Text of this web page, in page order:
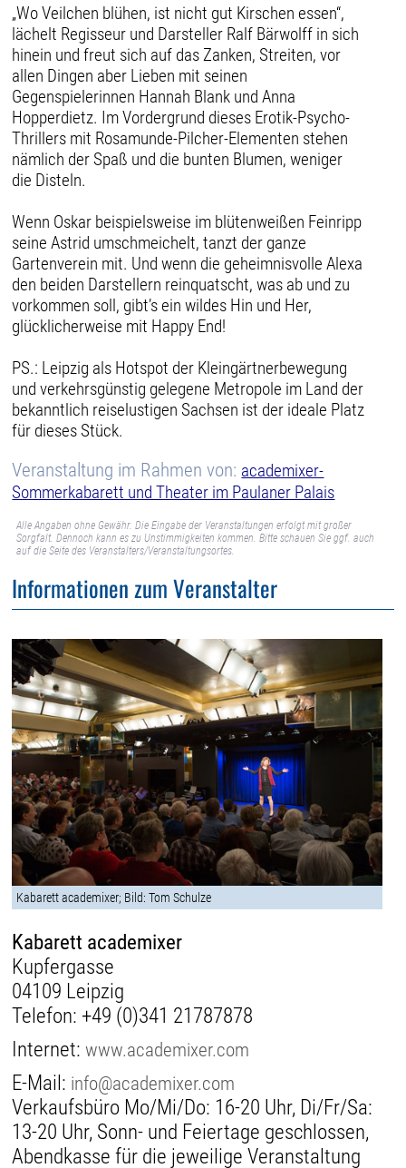
„Wo Veilchen blühen, ist nicht gut Kirschen essen“,
lächelt Regisseur und Darsteller Ralf Bärwolff in sich
hinein und freut sich auf das Zanken, Streiten, vor
allen Dingen aber Lieben mit seinen
Gegenspielerinnen Hannah Blank und Anna
Hopperdietz. Im Vordergrund dieses Erotik-Psycho-
Thrillers mit Rosamunde-Pilcher-Elementen stehen
nämlich der Spaß und die bunten Blumen, weniger
die Disteln.
Wenn Oskar beispielsweise im blütenweißen Feinripp
seine Astrid umschmeichelt, tanzt der ganze
Gartenverein mit. Und wenn die geheimnisvolle Alexa
den beiden Darstellern reinquatscht, was ab und zu
vorkommen soll, gibt’s ein wildes Hin und Her,
glücklicherweise mit Happy End!
PS.: Leipzig als Hotspot der Kleingärtnerbewegung
und verkehrsgünstig gelegene Metropole im Land der
bekanntlich reiselustigen Sachsen ist der ideale Platz
für dieses Stück.
Veranstaltung im Rahmen von: academixer-
Sommerkabarett und Theater im Paulaner Palais
Alle Angaben ohne Gewähr. Die Eingabe der Veranstaltungen erfolgt mit großer
Sorgfalt. Dennoch kann es zu Unstimmigkeiten kommen. Bitte schauen Sie ggf. auch
auf die Seite des Veranstalters/Veranstaltungsortes.
Informationen zum Veranstalter
Kabarett academixer; Bild: Tom Schulze
Kabarett academixer
Kupfergasse
04109 Leipzig
Telefon: +49 (0)341 21787878
Internet:www.academixer.com
E-Mail: info@academixer.com
Verkaufsbüro Mo/Mi/Do: 16-20 Uhr, Di/Fr/Sa:
13-20 Uhr, Sonn- und Feiertage geschlossen,
Abendkasse für die jeweilige Veranstaltung